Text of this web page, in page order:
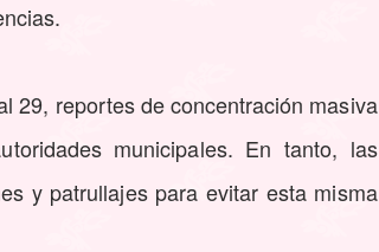
29, reportes de concentración masiva
municipales. En tanto, las
y patrullajes para evitar esta misma